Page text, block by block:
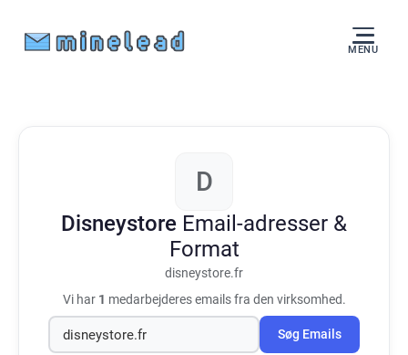
MENU
D
Disneystore Email-adresser &
Format
disneystore.fr
Vi har 1 medarbejderes emails fra den virksomhed.
Søg Emails